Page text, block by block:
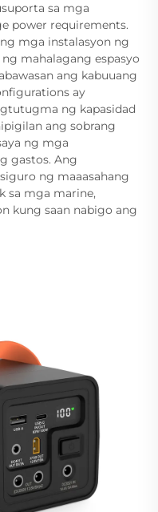
sa mga
power requirements.
mga instalasyon ng
mahalagang espasyo
ang kabuuang
ay
ng kapasidad
ang sobrang
ng mga
gastos. Ang
ng maaasahang
sa mga marine,
kung saan nabigo ang